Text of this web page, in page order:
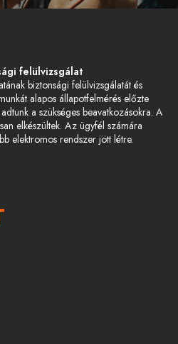
felülvizsgálat
biztonsági felülvizsgálatát és
alapos állapotfelmérés előzte
a szükséges beavatkozásokra. A
elkészültek. Az ügyfél számára
elektromos rendszer jött létre.